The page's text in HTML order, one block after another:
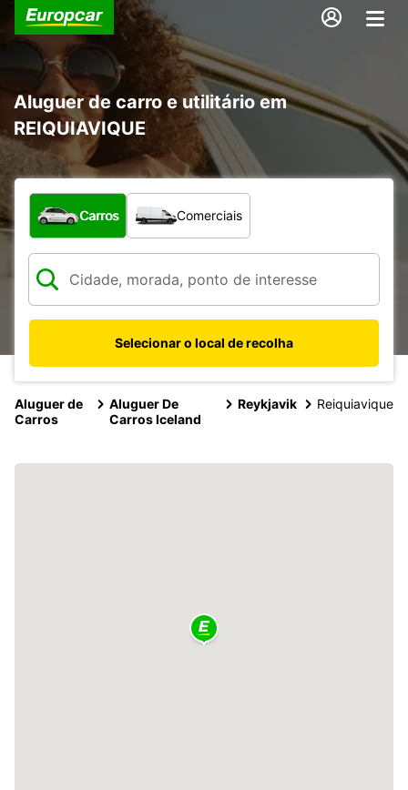
Aluguer de carro e utilitário em
REIQUIAVIQUE
Que tipo de veículo pretende?
Carros Comerciais
Selecionar o local de recolha
Aluguer de
Carros
Aluguer De
Carros Iceland
Reykjavik Reiquiavique